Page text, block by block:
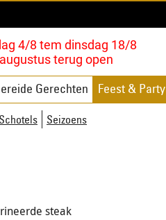
4/8 tem dinsdag 18/8
terug open
Gerechten Feest & Party
Seizoens
steak